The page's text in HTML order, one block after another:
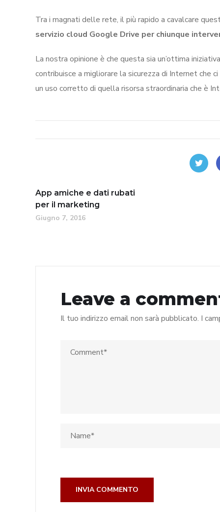
Tra i magnati delle rete, il più rapido a cavalcare
servizio cloud Google Drive per chiunque
La nostra opinione è che questa sia un’ottima
contribuisce a migliorare la sicurezza di Internet che
un uso corretto di quella risorsa straordinaria che è
App amiche e dati rubati
per il marketing
Giugno 7, 2016
Leave a
Il tuo indirizzo email non sarà pubblicato. I